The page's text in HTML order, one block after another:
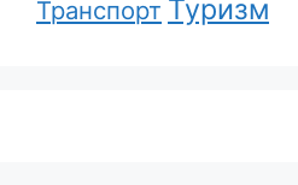
Транспорт Туризм